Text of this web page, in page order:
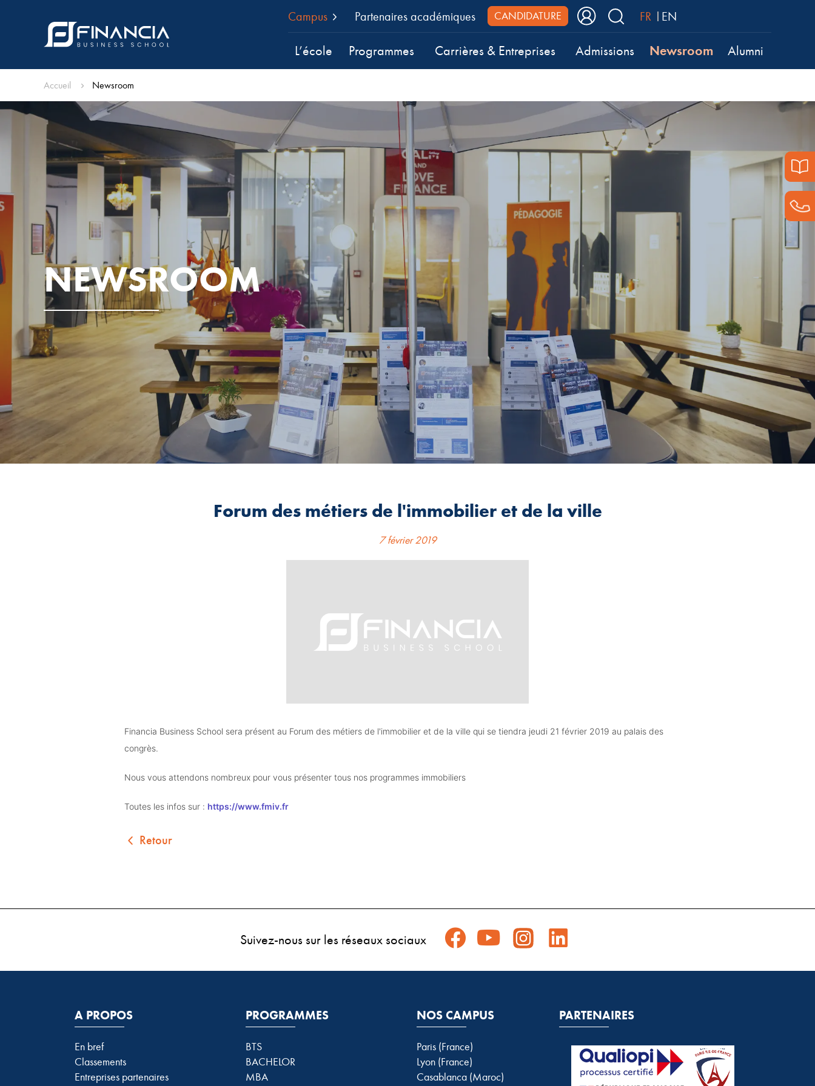
Campus Partenaires académiques CANDIDATURE FR EN
L’école Programmes Carrières & Entreprises Admissions Newsroom Alumni
Accueil Newsroom
NEWSROOM
Forum des métiers de l'immobilier et de la ville
7 février 2019
Financia Business School sera présent au Forum des métiers de l'immobilier et de la ville qui se tiendra jeudi 21 février 2019 au palais des
congrès.
Nous vous attendons nombreux pour vous présenter tous nos programmes immobiliers
Toutes les infos sur : https://www.fmiv.fr
Retour
Suivez-nous sur les réseaux sociaux
A PROPOS
En bref
Classements
Entreprises partenaires
PROGRAMMES
BTS
BACHELOR
MBA
NOS CAMPUS
Paris (France)
Lyon (France)
Casablanca (Maroc)
PARTENAIRES